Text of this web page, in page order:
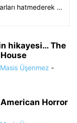
hatmederek …
hikayesi… The
Masis Üşenmez -
Horror